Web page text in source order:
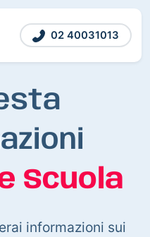
02 40031013
Scuola
informazioni sui